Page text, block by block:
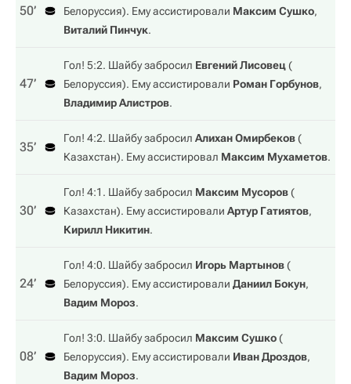
50‎’‎
Белоруссия). Ему ассистировали Максим Сушко,
Виталий Пинчук.
47‎’‎
Гол! 5:2. Шайбу забросил Евгений Лисовец(
Белоруссия). Ему ассистировали Роман Горбунов,
Владимир Алистров.
35‎’‎
Гол! 4:2. Шайбу забросил Алихан Омирбеков(
Казахстан). Ему ассистировал Максим Мухаметов.
30‎’‎
Гол! 4:1. Шайбу забросил Максим Мусоров(
Казахстан). Ему ассистировали Артур Гатиятов,
Кирилл Никитин.
24‎’‎
Гол! 4:0. Шайбу забросил Игорь Мартынов(
Белоруссия). Ему ассистировали Даниил Бокун,
Вадим Мороз.
08‎’‎
Гол! 3:0. Шайбу забросил Максим Сушко(
Белоруссия). Ему ассистировали Иван Дроздов,
Вадим Мороз.